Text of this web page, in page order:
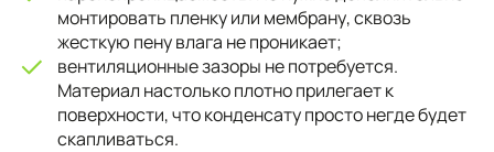
монтировать пленку или мембрану, сквозь
жесткую пену влага не проникает;
вентиляционные зазоры не потребуется.
Материал настолько плотно прилегает к
поверхности, что конденсату просто негде будет
скапливаться.